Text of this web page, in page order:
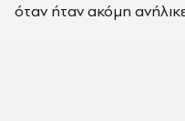
όταν ήταν ακόμη